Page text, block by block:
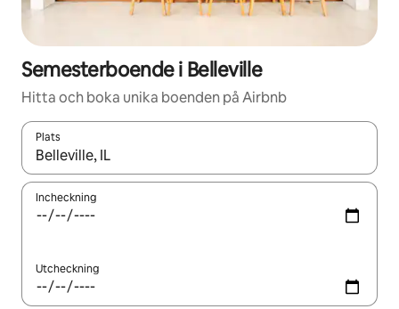
Semesterboende i Belleville
Hitta och boka unika boenden på Airbnb
Plats
När resultaten är tillgängliga kan du navigera med upp- och
Incheckning
Utcheckning